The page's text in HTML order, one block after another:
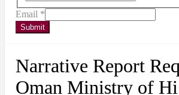
Email *
Submit
Narrative Report
Oman Ministry of